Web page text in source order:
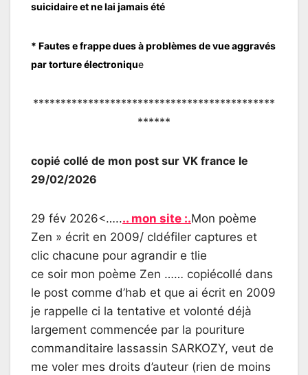
suicidaire et ne lai jamais été
* Fautes e frappe dues à problèmes de vue aggravés
par torture électronique
********************************************
******
copié collé de mon post sur VK france le
29/02/2026
29 fév 2026<….... mon site :.Mon poème
Zen » écrit en 2009/ cldéfiler captures et
clic chacune pour agrandir e tlie
ce soir mon poème Zen …… copiécollé dans
le post comme d’hab et que ai écrit en 2009
je rappelle ci la tentative et volonté déjà
largement commencée par la pouriture
commanditaire lassassin SARKOZY, veut de
me voler mes droits d’auteur (rien de moins